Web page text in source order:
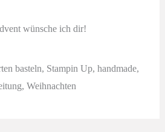
wünsche ich dir!